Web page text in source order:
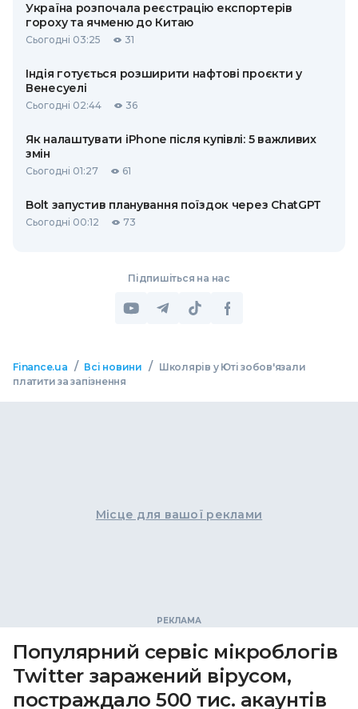
Україна розпочала реєстрацію експортерів
гороху та ячменю до Китаю
Сьогодні 03:25 31
Індія готується розширити нафтові проєкти у
Венесуелі
Сьогодні 02:44 36
Як налаштувати iPhone після купівлі: 5 важливих
змін
Сьогодні 01:27 61
Bolt запустив планування поїздок через ChatGPT
Сьогодні 00:12 73
Підпишіться на нас
Finance.ua / Всі новини /
Школярів у Юті зобов'язали
платити за запізнення
Місце для вашої реклами
Популярний сервіс мікроблогів
Twitter заражений вірусом,
постраждало 500 тис. акаунтів